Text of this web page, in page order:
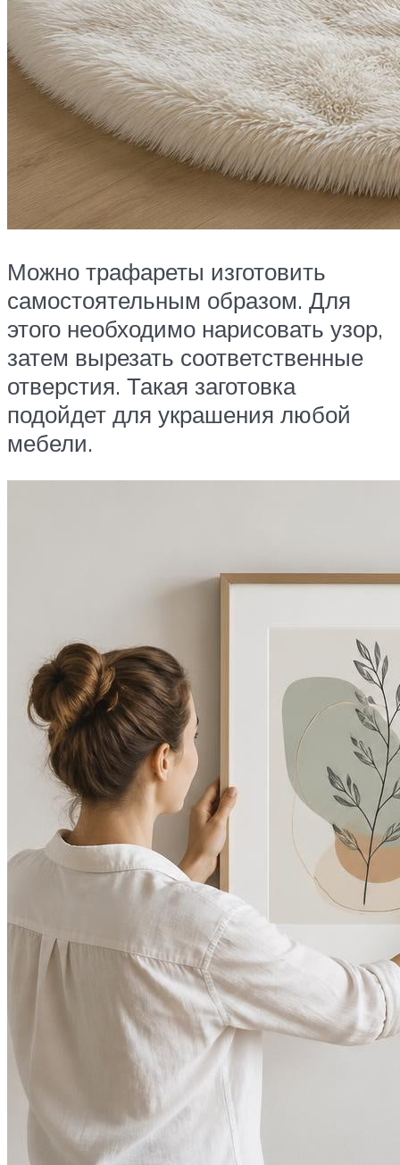
Можно трафареты изготовить
самостоятельным образом. Для
этого необходимо нарисовать узор,
затем вырезать соответственные
отверстия. Такая заготовка
подойдет для украшения любой
мебели.